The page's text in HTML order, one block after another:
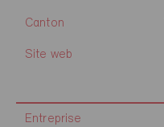
Canton
Site web
Entreprise